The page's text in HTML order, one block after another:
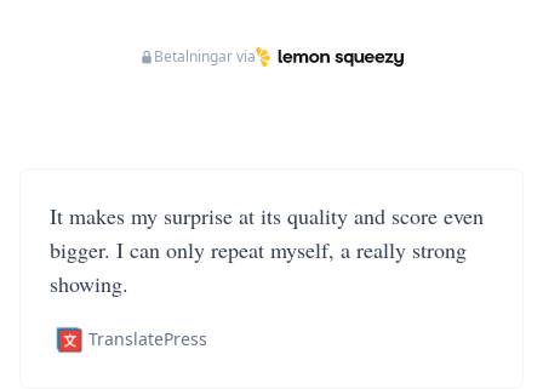
Betalningar via
It makes my surprise at its quality and score even
bigger. I can only repeat myself, a really strong
showing.
TranslatePress